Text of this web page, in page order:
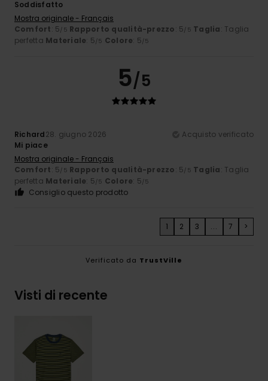
Soddisfatto
Mostra originale - Français
Comfort: 5/5 Rapporto qualità-prezzo: 5/5 Taglia: Taglia
perfetta Materiale: 5/5 Colore: 5/5
5/5
Richard28. giugno 2026
Acquisto verificato
Mi piace
Mostra originale - Français
Comfort: 5/5 Rapporto qualità-prezzo: 5/5 Taglia: Taglia
perfetta Materiale: 5/5 Colore: 5/5
Consiglio questo prodotto
1 2 3 ... 7 >
Verificato da TrustVille
Visti di recente